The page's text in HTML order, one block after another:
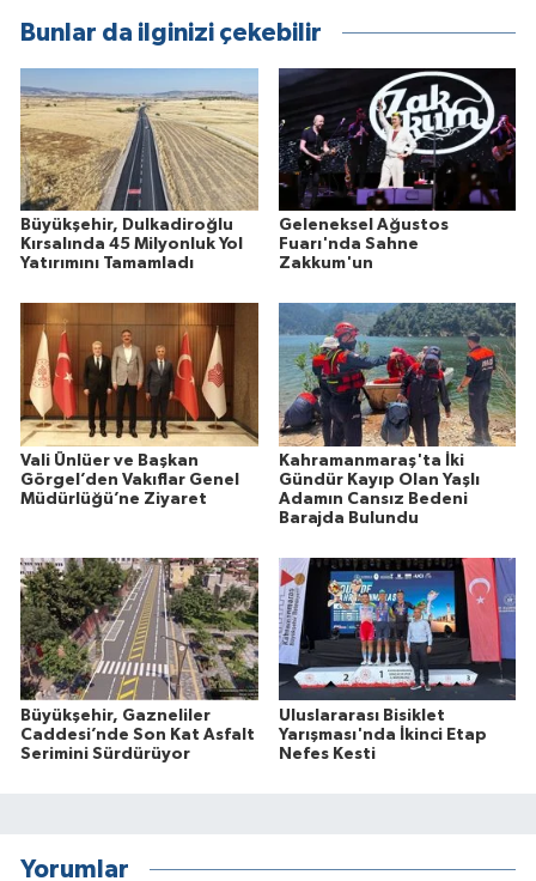
Bunlar da ilginizi çekebilir
Büyükşehir, Dulkadiroğlu
Kırsalında 45 Milyonluk Yol
Yatırımını Tamamladı
Geleneksel Ağustos
Fuarı'nda Sahne
Zakkum'un
Vali Ünlüer ve Başkan
Görgel’den Vakıflar Genel
Müdürlüğü’ne Ziyaret
Kahramanmaraş'ta İki
Gündür Kayıp Olan Yaşlı
Adamın Cansız Bedeni
Barajda Bulundu
Büyükşehir, Gazneliler
Caddesi’nde Son Kat Asfalt
Serimini Sürdürüyor
Uluslararası Bisiklet
Yarışması'nda İkinci Etap
Nefes Kesti
Yorumlar